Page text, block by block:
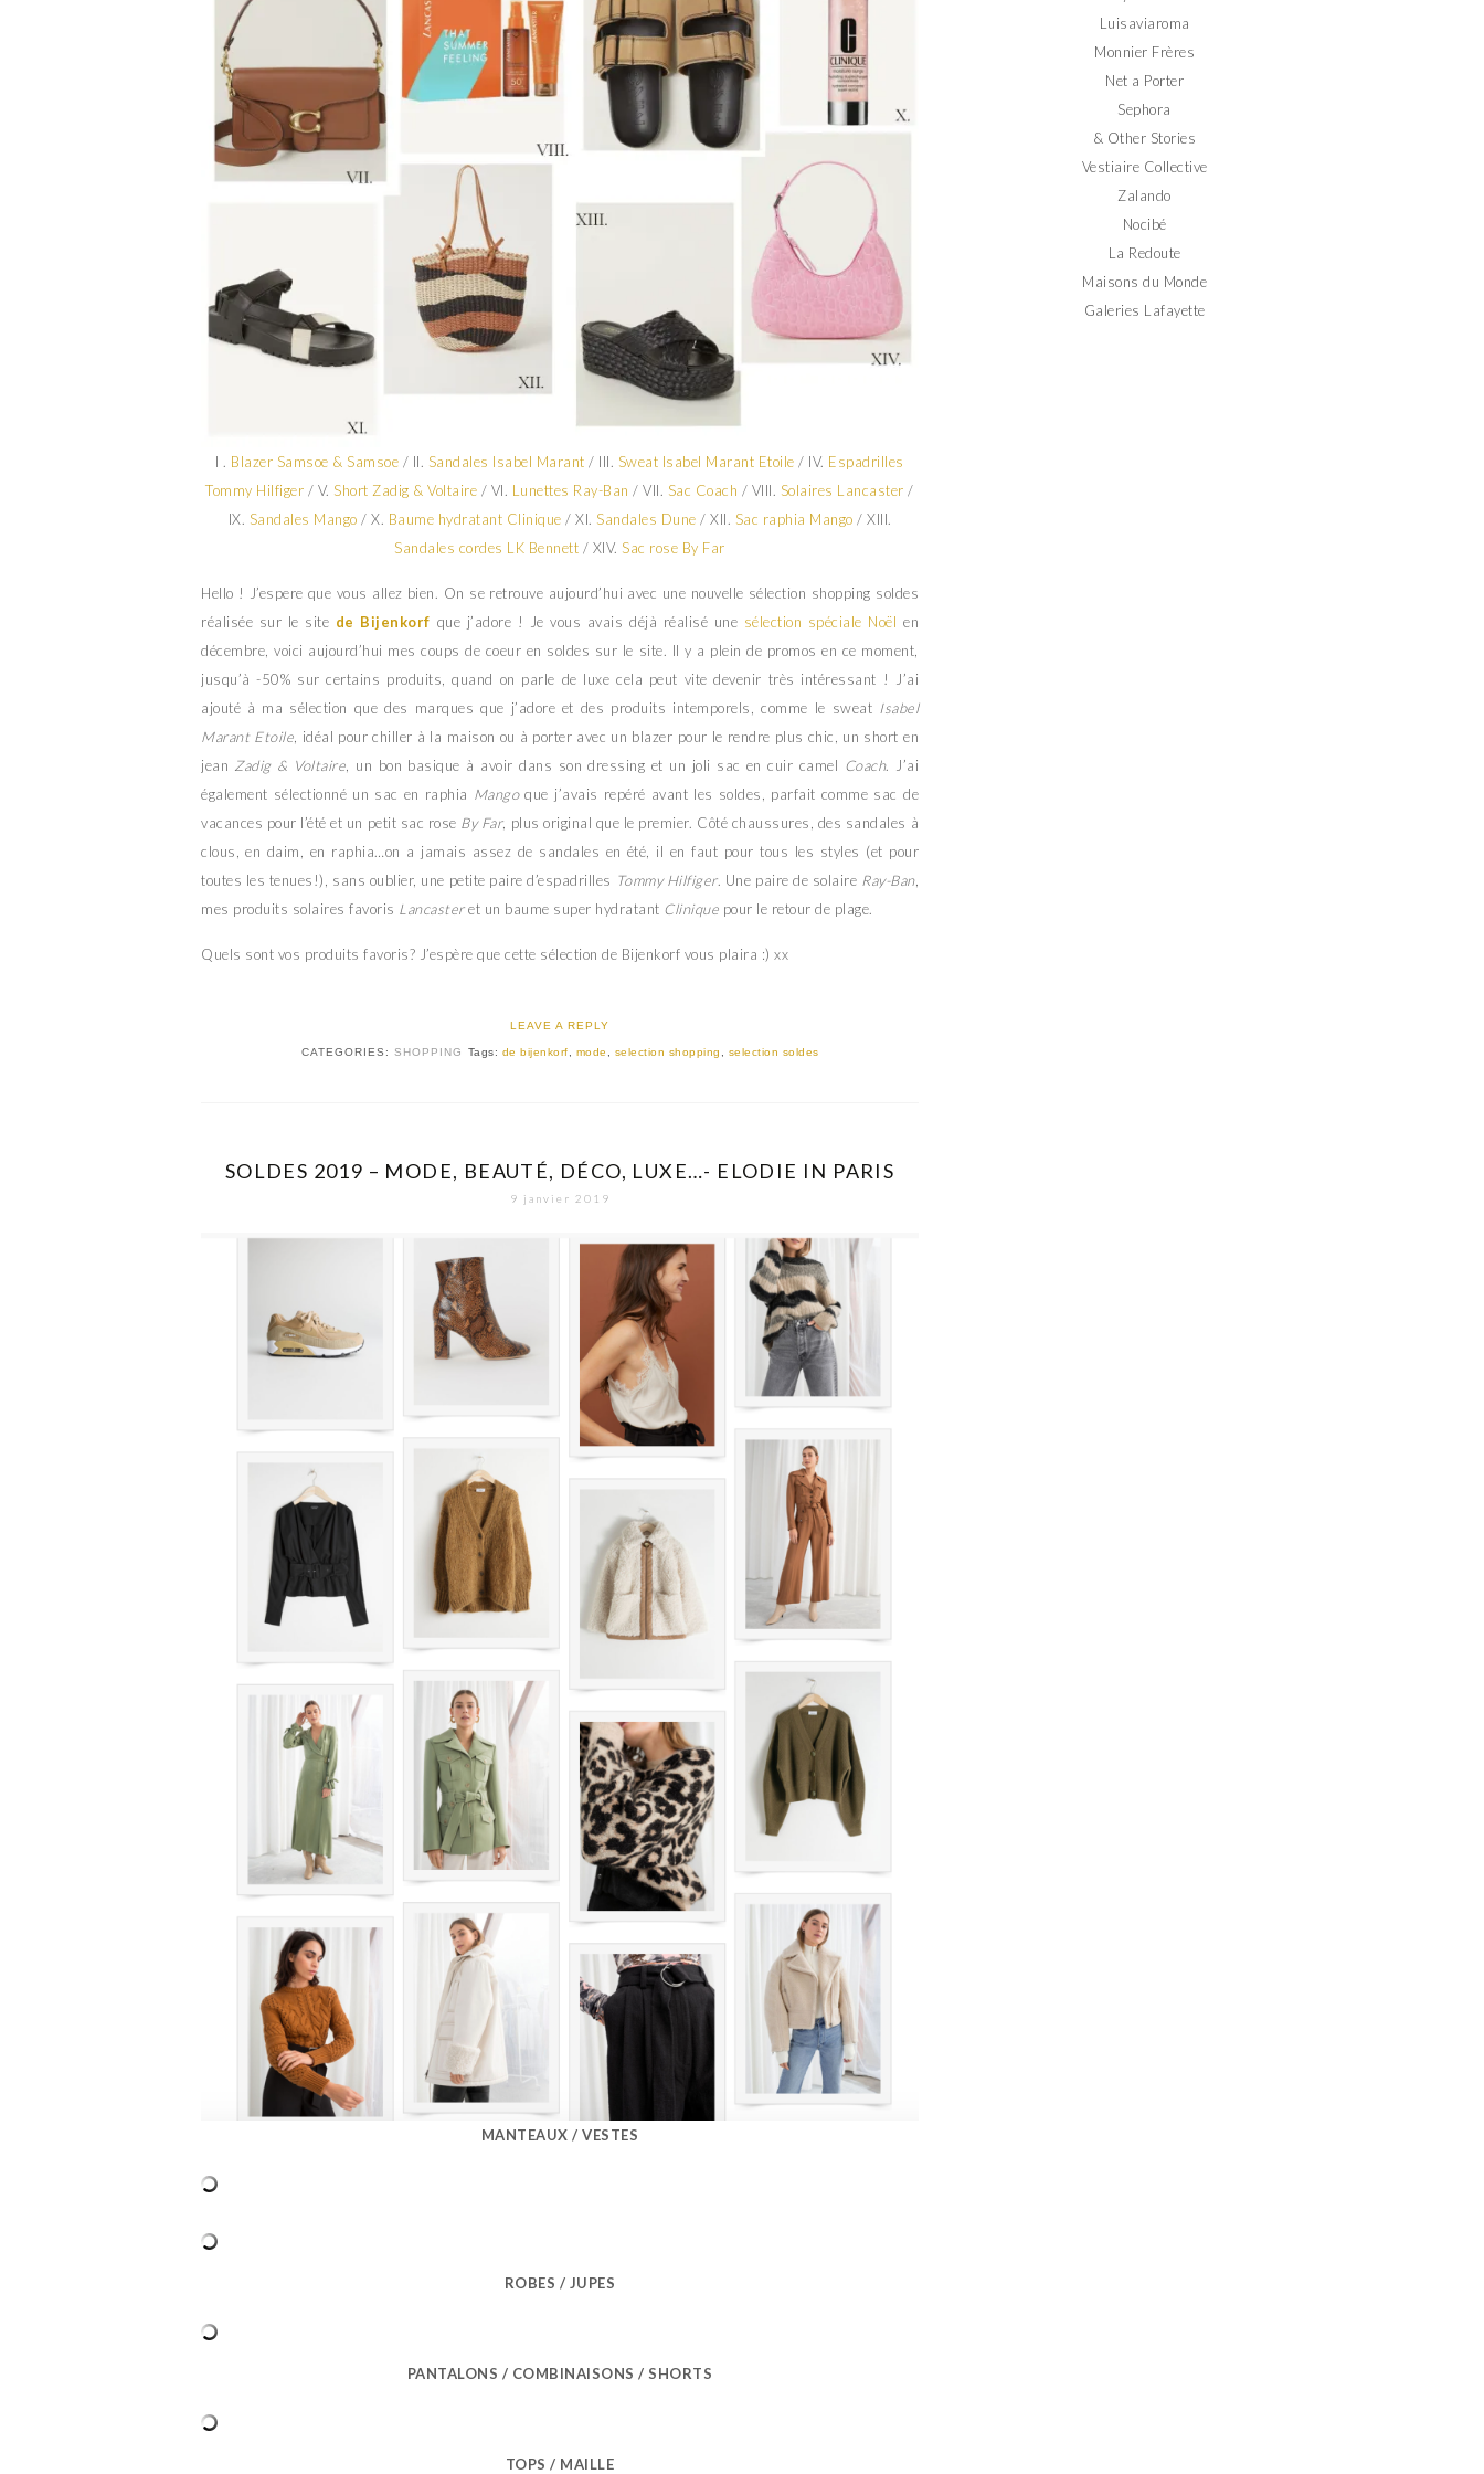
I . Blazer Samsoe & Samsoe / II. Sandales Isabel Marant / III. Sweat Isabel Marant Etoile / IV. Espadrilles
Tommy Hilfiger / V. Short Zadig & Voltaire / VI. Lunettes Ray-Ban / VII. Sac Coach / VIII. Solaires Lancaster /
IX. Sandales Mango / X. Baume hydratant Clinique / XI. Sandales Dune / XII. Sac raphia Mango / XIII.
Sandales cordes LK Bennett / XIV. Sac rose By Far
Hello ! J’espere que vous allez bien. On se retrouve aujourd’hui avec une nouvelle sélection shopping soldes
réalisée sur le site de Bijenkorf que j’adore ! Je vous avais déjà réalisé une sélection spéciale Noël en
décembre, voici aujourd’hui mes coups de coeur en soldes sur le site. Il y a plein de promos en ce moment,
jusqu’à -50% sur certains produits, quand on parle de luxe cela peut vite devenir très intéressant ! J’ai
ajouté à ma sélection que des marques que j’adore et des produits intemporels, comme le sweat Isabel
Marant Etoile , idéal pour chiller à la maison ou à porter avec un blazer pour le rendre plus chic, un short en
jean Zadig & Voltaire , un bon basique à avoir dans son dressing et un joli sac en cuir camel Coach. J’ai
également sélectionné un sac en raphia Mangoque j’avais repéré avant les soldes, parfait comme sac de
vacances pour l’été et un petit sac rose By Far, plus original que le premier. Côté chaussures, des sandales à
clous, en daim, en raphia…on a jamais assez de sandales en été, il en faut pour tous les styles (et pour
toutes les tenues!), sans oublier, une petite paire d’espadrilles Tommy Hilfiger. Une paire de solaire Ray-Ban,
mes produits solaires favoris Lancasteret un baume super hydratant Clinique pour le retour de plage.
Quels sont vos produits favoris? J’espère que cette sélection de Bijenkorf vous plaira :) xx
LEAVE A REPLY
CATEGORIES: SHOPPING Tags: de bijenkorf mode selection shopping selection soldes
SOLDES 2019 – MODE, BEAUTÉ, DÉCO, LUXE…- ELODIE IN PARIS
9 janvier 2019
MANTEAUX / VESTES
ROBES / JUPES
PANTALONS / COMBINAISONS / SHORTS
TOPS / MAILLE
Luisaviaroma
Monnier Frères
Net a Porter
Sephora
& Other Stories
Vestiaire Collective
Zalando
Nocibé
La Redoute
Maisons du Monde
Galeries Lafayette